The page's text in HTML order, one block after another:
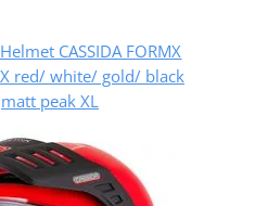
CASSIDA FORMX
red/ white/ gold/ black
matt peak XL